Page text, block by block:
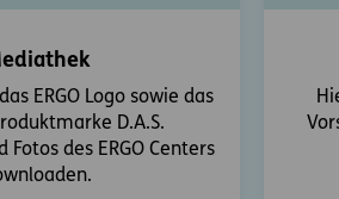
ERGO Logo sowie das
D.A.S.
Fotos des ERGO Centers